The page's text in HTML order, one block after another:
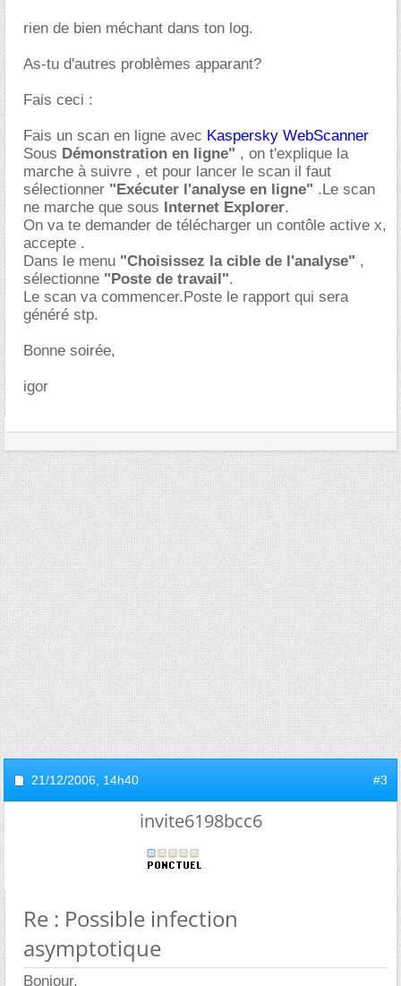
rien de bien méchant dans ton log.
As-tu d'autres problèmes apparant?
Fais ceci :
Fais un scan en ligne avec Kaspersky WebScanner
Sous Démonstration en ligne" , on t'explique la
marche à suivre , et pour lancer le scan il faut
sélectionner "Exécuter l'analyse en ligne" .Le scan
ne marche que sous Internet Explorer.
On va te demander de télécharger un contôle active x,
accepte .
Dans le menu "Choisissez la cible de l'analyse" ,
sélectionne "Poste de travail".
Le scan va commencer.Poste le rapport qui sera
généré stp.
Bonne soirée,
igor
21/12/2006, 14h40 #3
invite6198bcc6
Re : Possible infection
asymptotique
Bonjour,